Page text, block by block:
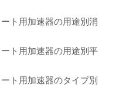
ト用加速器の用途別消
ト用加速器の用途別平
ト用加速器のタイプ別